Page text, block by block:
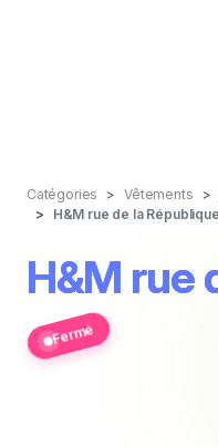
Catégories Vêtements
H&M rue de la République
H&M rue
Fermé